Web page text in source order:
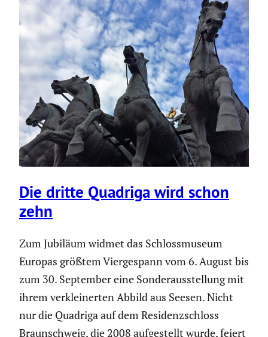
Die dritte Quadriga wird schon
zehn
Zum Jubiläum widmet das Schloss­mu­seum
Europas größtem Vierge­spann vom 6. August bis
zum 30. September eine Sonder­aus­stel­lung mit
ihrem verklei­nerten Abbild aus Seesen. Nicht
nur die Quadriga auf dem Residenz­schloss
Braun­schweig, die 2008 aufge­stellt wurde, feiert